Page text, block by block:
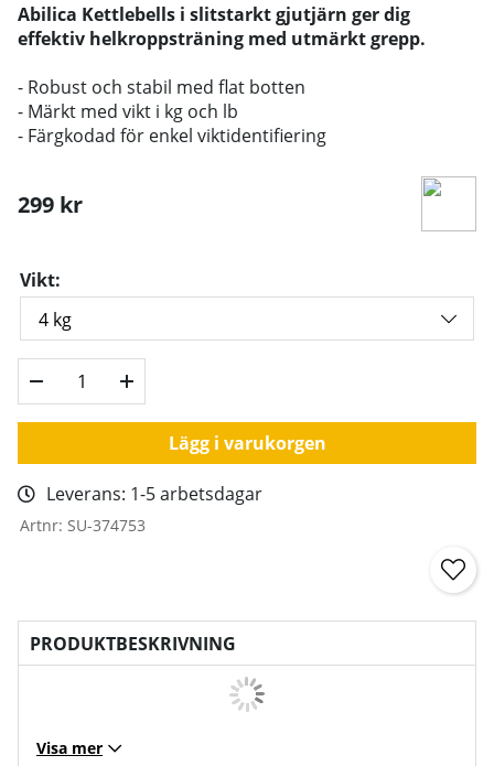
Abilica Kettlebells i slitstarkt gjutjärn ger dig
effektiv helkroppsträning med utmärkt grepp.
- Robust och stabil med flat botten
- Märkt med vikt i kg och lb
- Färgkodad för enkel viktidentifiering
299 kr
Vikt:
Lägg i varukorgen
Leverans: 1-5 arbetsdagar
Artnr: SU-374753
PRODUKTBESKRIVNING
Visa mer